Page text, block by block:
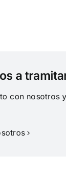
a
con nosotros